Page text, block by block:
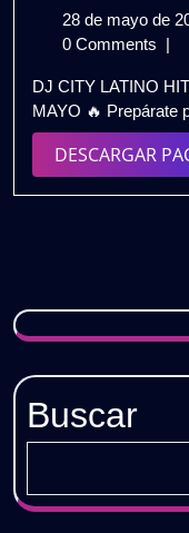
28 de mayo de
0 Comments
DJ CITY LATINO
MAYO 🔥 Prepárate
DESCARGAR
Buscar